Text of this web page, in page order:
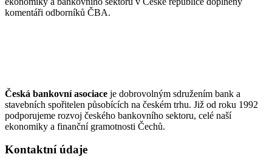
komentáři odborníků ČBA.
Česká bankovní asociace je dobrovolným sdružením bank a
stavebních spořitelen působících na českém trhu. Již od roku 1992
podporujeme rozvoj českého bankovního sektoru, celé naší
ekonomiky a finanční gramotnosti Čechů.
Kontaktní údaje